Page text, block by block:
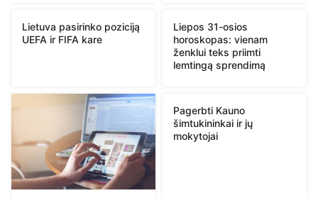
Lietuva pasirinko poziciją
UEFA ir FIFA kare
Liepos 31-osios
horoskopas: vienam
ženklui teks priimti
lemtingą sprendimą
Pagerbti Kauno
šimtukininkai ir jų
mokytojai